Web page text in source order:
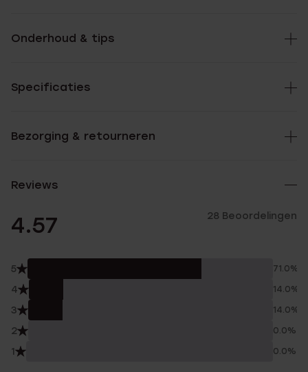
Onderhoud & tips
Specificaties
Bezorging & retourneren
Reviews
4.57 28 Beoordelingen
5 71.0%
4 14.0%
3 14.0%
2 0.0%
1 0.0%